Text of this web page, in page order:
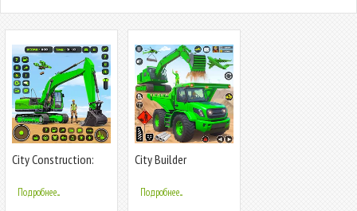
City Construction:
Подробнее...
City Builder
Подробнее...